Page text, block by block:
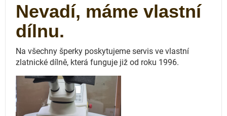
Nevadí, máme vlastní
dílnu.
Na všechny šperky poskytujeme servis ve vlastní
zlatnické dílně, která funguje již od roku 1996.